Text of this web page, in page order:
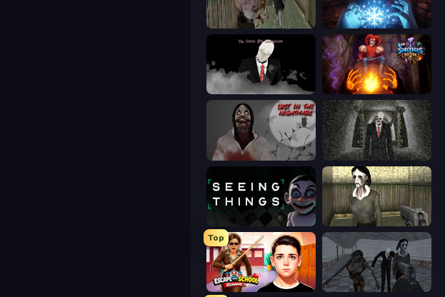
Jeff the Killer vs Slendrina Escape Portal
The Dawn of Slenderman Sorcerers Refuge
Jeff The Killer: Lost in the Nightmare Slenderman Must Die: Underground Bunker
Seeing Things Slendrina Must Die: The House
Top
Escape from School: Runaway Slendrina Must Die: The School